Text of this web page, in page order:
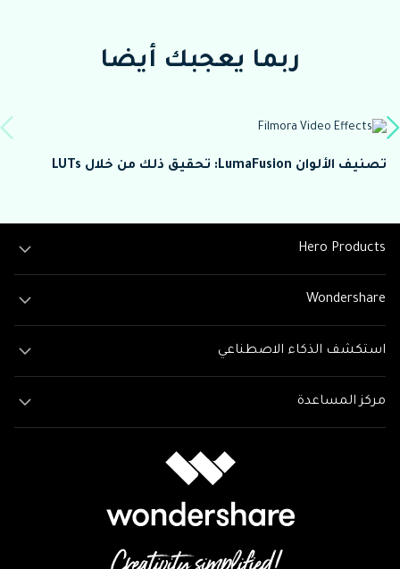
ربما يعجبك أيضا
تصنيف الألوان LumaFusion: تحقيق ذلك من خلال LUTs
Hero Products
Wondershare
استكشف الذكاء الاصطناعي
مركز المساعدة